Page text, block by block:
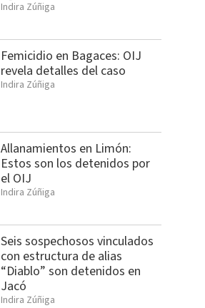
Indira Zúñiga
Femicidio en Bagaces: OIJ
revela detalles del caso
Indira Zúñiga
Allanamientos en Limón:
Estos son los detenidos por
el OIJ
Indira Zúñiga
Seis sospechosos vinculados
con estructura de alias
“Diablo” son detenidos en
Jacó
Indira Zúñiga